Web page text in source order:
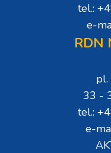
tel.:
e-
RDN
pl.
33 -
tel.:
e-